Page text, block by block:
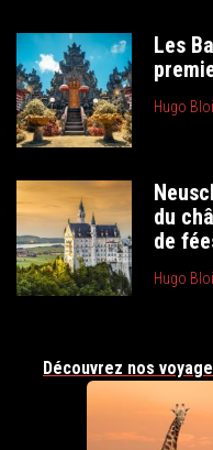
Les
Hugo
du
de
Hugo
Découvrez nos